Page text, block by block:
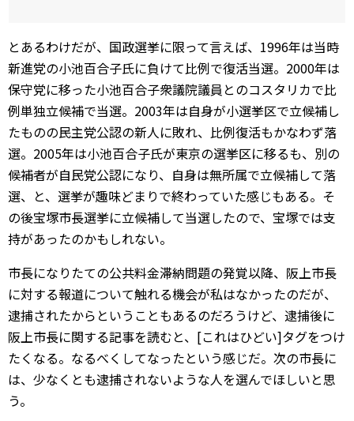
とあるわけだが、国政選挙に限って言えば、1996年は当時
新進党の小池百合子氏に負けて比例で復活当選。2000年は
保守党に移った小池百合子衆議院議員とのコスタリカで比
例単独立候補で当選。2003年は自身が小選挙区で立候補し
たものの民主党公認の新人に敗れ、比例復活もかなわず落
選。2005年は小池百合子氏が東京の選挙区に移るも、別の
候補者が自民党公認になり、自身は無所属で立候補して落
選、と、選挙が趣味どまりで終わっていた感じもある。そ
の後宝塚市長選挙に立候補して当選したので、宝塚では支
持があったのかもしれない。
市長になりたての公共料金滞納問題の発覚以降、阪上市長
に対する報道について触れる機会が私はなかったのだが、
逮捕されたからということもあるのだろうけど、逮捕後に
阪上市長に関する記事を読むと、[これはひどい]タグをつけ
たくなる。なるべくしてなったという感じだ。次の市長に
は、少なくとも逮捕されないような人を選んでほしいと思
う。